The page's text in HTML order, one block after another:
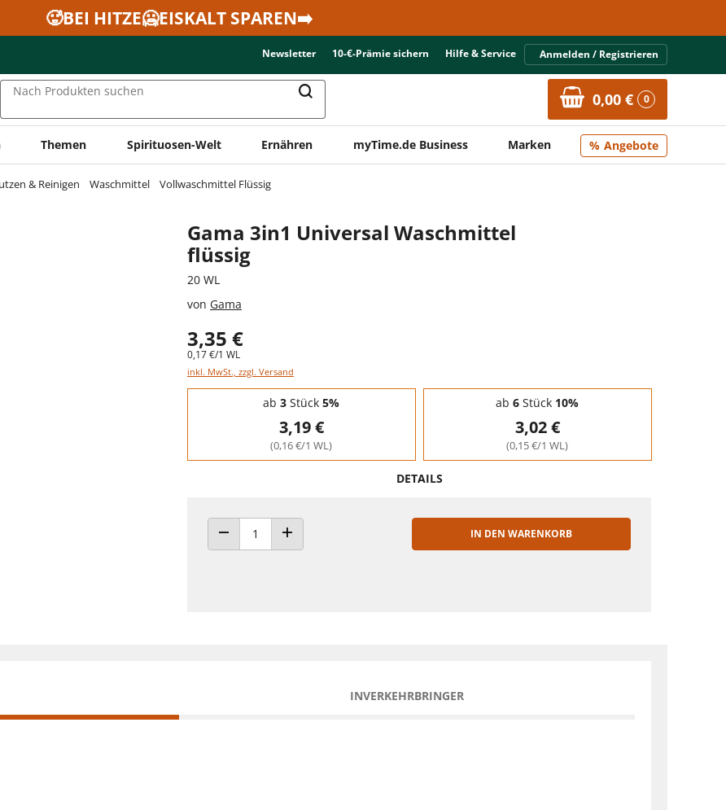
🥵BEI HITZE🥶EISKALT SPAREN➡️
Newsletter 10-€-Prämie sichern Hilfe & Service Anmelden / Registrieren
Nach Produkten suchen 0,00 € 0
Themen Spirituosen-Welt Ernähren myTime.de Business Marken Angebote
& Reinigen Waschmittel Vollwaschmittel Flüssig
Gama 3in1 Universal Waschmittel
flüssig
20 WL
von Gama
3,35 €
0,17 €/1 WL
inkl. MwSt., zzgl. Versand
Staffelpreise - Mengenrabatt
ab 3 Stück 5%
3,19 €
(0,16 €/1 WL)
ab 6 Stück 10%
3,02 €
(0,15 €/1 WL)
DETAILS
ANZAHL VERRINGERNANZAHL ERHÖHEN
IN DEN WARENKORB
INVERKEHRBRINGER